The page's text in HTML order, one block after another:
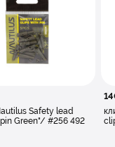
клипса
Safety lead
Green"/ #256 492